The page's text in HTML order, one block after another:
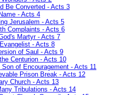
Be Converted - Acts 3
- Acts 4
Jerusalem - Acts 5
Complaints - Acts 6
Martyr - Acts 7
- Acts 8
of Saul - Acts 9
Centurion - Acts 10
Son of Encouragement - Acts 11
Prison Break - Acts 12
Church - Acts 13
Tribulations - Acts 14